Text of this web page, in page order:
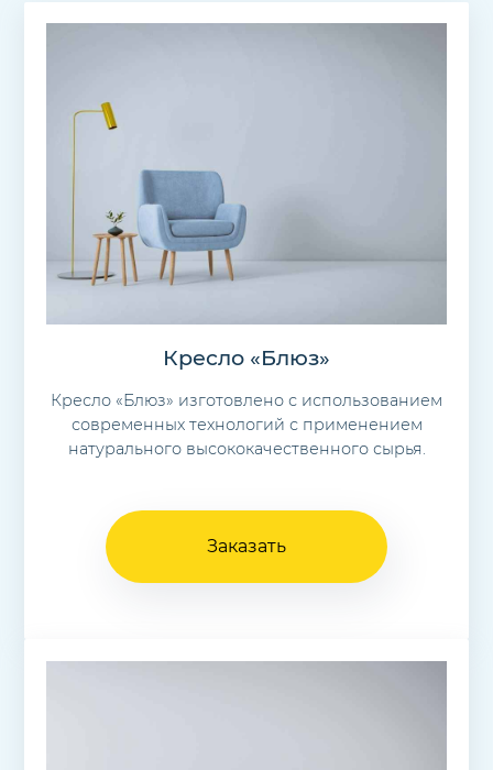
Кресло «Блюз»
Кресло «Блюз» изготовлено с использованием
современных технологий с применением
натурального высококачественного сырья.
Заказать